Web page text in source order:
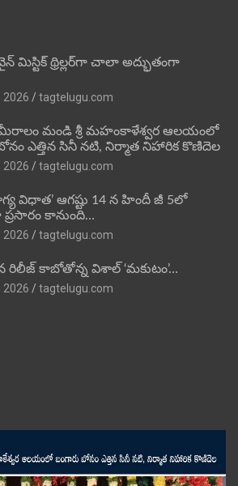
మిస్టిక్ థ్రిల్లర్‌గా చాలా అద్భుతంగా
2026
tagtelugu.com
మండి శ్రీ మహంకాళేశ్వర ఆలయంలో
ఎత్తిన సినీ నటి, నిర్మాత నిహారిక కొణిదెల
2026
tagtelugu.com
విధాత’ ఆగష్టు 14 న హిందీ జీ 5లో
ప్రసారం కానుంది…
2026
tagtelugu.com
రిలీజ్ కాబోతోన్న విశాల్ ‘మకుటం’…
2026
tagtelugu.com